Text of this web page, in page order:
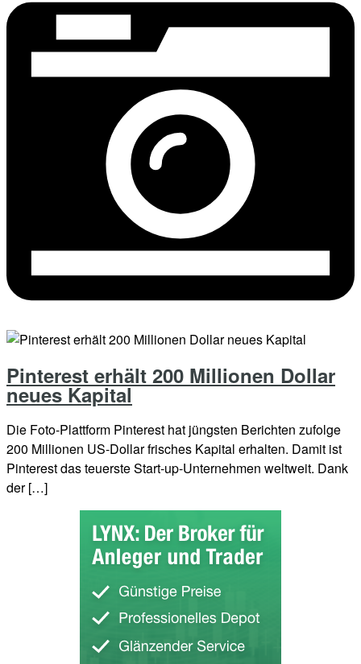
Pinterest erhält 200 Millionen Dollar
neues Kapital
Die Foto-Plattform Pinterest hat jüngsten Berichten zufolge
200 Millionen US-Dollar frisches Kapital erhalten. Damit ist
Pinterest das teuerste Start-up-Unternehmen weltweit. Dank
der […]